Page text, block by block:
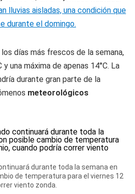
lluvias aisladas, una condición que
durante el domingo.
días más frescos de la semana,
y una máxima de apenas 14°C. La
durante gran parte de la
meteorológicos
durante toda la semana en
de temperatura para el viernes 12
viento zonda.